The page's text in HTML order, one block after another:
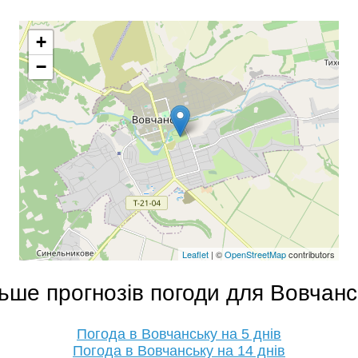
+
−
Leaflet | ©OpenStreetMapcontributors
прогнозів погоди для
Погода в Вовчанську на 5 днів
Погода в Вовчанську на 14 днів